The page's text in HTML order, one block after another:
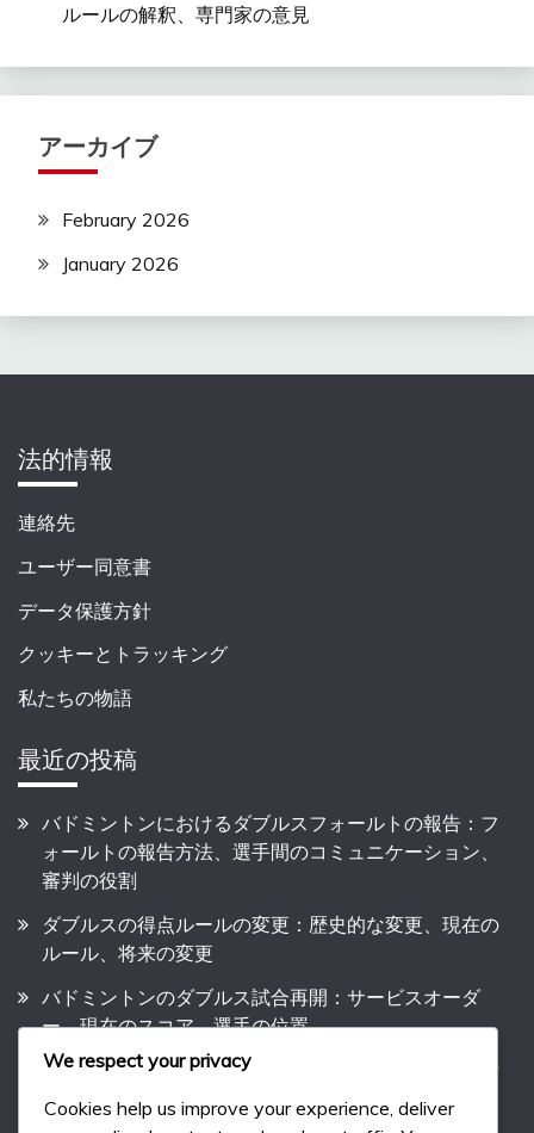
ルールの解釈、専門家の意見
アーカイブ
February 2026
January 2026
法的情報
連絡先
ユーザー同意書
データ保護方針
クッキーとトラッキング
私たちの物語
最近の投稿
バドミントンにおけるダブルスフォールトの報告：フ
ォールトの報告方法、選手間のコミュニケーション、
審判の役割
ダブルスの得点ルールの変更：歴史的な変更、現在の
ルール、将来の変更
バドミントンのダブルス試合再開：サービスオーダ
ー、現在のスコア、選手の位置
バドミントンにおけるダブルスの試合運営：選手の行
動、審判の権限、規則違反
We respect your privacy
Cookies help us improve your experience, deliver